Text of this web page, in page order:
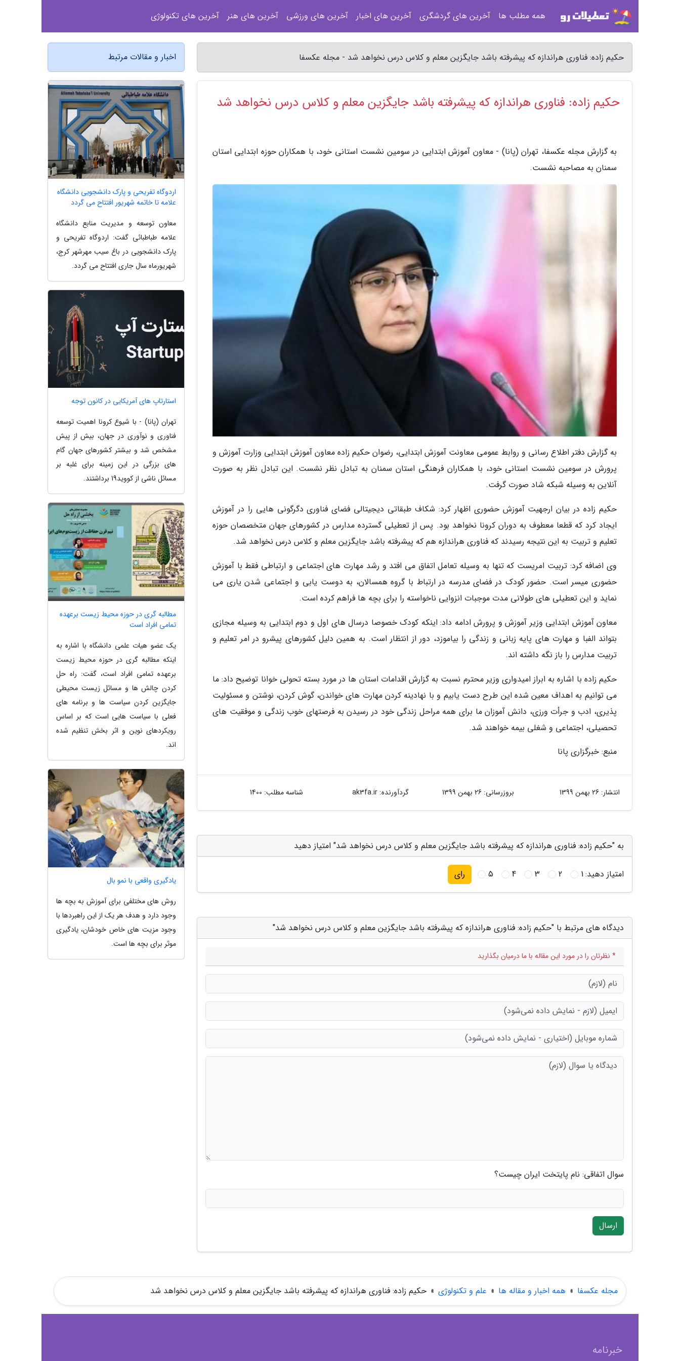
حکیم زاده: فناوری هراندازه که پیشرفته باشد جایگزین معلم و کلاس درس نخواهد شد - مجله عکسفا
حکیم زاده: فناوری هراندازه که پیشرفته باشد جایگزین معلم و کلاس درس نخواهد شد
به گزارش مجله عکسفا، تهران (پانا) - معاون آموزش ابتدایی در سومین نشست استانی خود، با همکاران حوزه ابتدایی استان
سمنان به مصاحبه نشست.
به گزارش دفتر اطلاع رسانی و روابط عمومی معاونت آموزش ابتدایی، رضوان حکیم زاده معاون آموزش ابتدایی وزارت آموزش و
پرورش در سومین نشست استانی خود، با همکاران فرهنگی استان سمنان به تبادل نظر نشست. این تبادل نظر به صورت
آنلاین به وسیله شبکه شاد صورت گرفت.
حکیم زاده در بیان ارجهیت آموزش حضوری اظهار کرد: شکاف طبقاتی دیجیتالی فضای فناوری دگرگونی هایی را در آموزش
ایجاد کرد که قطعا معطوف به دوران کرونا نخواهد بود. پس از تعطیلی گسترده مدارس در کشورهای جهان متخصصان حوزه
تعلیم و تربیت به این نتیجه رسیدند که فناوری هراندازه هم که پیشرفته باشد جایگزین معلم و کلاس درس نخواهد شد.
وی اضافه کرد: تربیت امریست که تنها به وسیله تعامل اتفاق می افتد و رشد مهارت های اجتماعی و ارتباطی فقط با آموزش
حضوری میسر است. حضور کودک در فضای مدرسه در ارتباط با گروه همسالان، به دوست یابی و اجتماعی شدن یاری می
نماید و این تعطیلی های طولانی مدت موجبات انزوایی ناخواسته را برای بچه ها فراهم کرده است.
معاون آموزش ابتدایی وزیر آموزش و پرورش ادامه داد: اینکه کودک خصوصا درسال های اول و دوم ابتدایی به وسیله مجازی
بتواند الفبا و مهارت های پایه زبانی و زندگی را بیاموزد، دور از انتظار است. به همین دلیل کشورهای پیشرو در امر تعلیم و
تربیت مدارس را باز نگه داشته اند.
حکیم زاده با اشاره به ابراز امیدواری وزیر محترم نسبت به گزارش اقدامات استان ها در مورد بسته تحولی خوانا توضیح داد: ما
می توانیم به اهداف معین شده این طرح دست یابیم و با نهادینه کردن مهارت های خواندن، گوش کردن، نوشتن و مسئولیت
پذیری، ادب و جرأت ورزی، دانش آموزان ما برای همه مراحل زندگی خود در رسیدن به فرصتهای خوب زندگی و موفقیت های
تحصیلی، اجتماعی و شغلی بیمه خواهند شد.
منبع: خبرگزاری پانا
انتشار: 26 بهمن 1399 بروزرسانی: 26 بهمن 1399 گردآورنده:ak3fa.ir شناسه مطلب: 1400
به "حکیم زاده: فناوری هراندازه که پیشرفته باشد جایگزین معلم و کلاس درس نخواهد شد" امتیاز دهید
امتیاز دهید:1
2
3
4
5 رای
دیدگاه های مرتبط با "حکیم زاده: فناوری هراندازه که پیشرفته باشد جایگزین معلم و کلاس درس نخواهد شد"
* نظرتان را در مورد این مقاله با ما درمیان بگذارید
سوال اتفاقی: نام پایتخت ایران چیست؟
ارسال
اخبار و مقالات مرتبط
اردوگاه تفریحی و پارک دانشجویی دانشگاه
علامه تا خاتمه شهریور افتتاح می گردد
معاون توسعه و مدیریت منابع دانشگاه
علامه طباطبائی گفت: اردوگاه تفریحی و
پارک دانشجویی در باغ سیب مهرشهر کرج،
شهریورماه سال جاری افتتاح می گردد.
استارتاپ های آمریکایی در کانون توجه
تهران (پانا) - با شیوع کرونا اهمیت توسعه
فناوری و نوآوری در جهان، بیش از پیش
مشخص شد و بیشتر کشورهای جهان گام
های بزرگی در این زمینه برای غلبه بر
مسائل ناشی از کووید19 برداشتند.
مطالبه گری در حوزه محیط زیست برعهده
تمامی افراد است
یک عضو هیات علمی دانشگاه با اشاره به
اینکه مطالبه گری در حوزه محیط زیست
برعهده تمامی افراد است، گفت: راه حل
کردن چالش ها و مسائل زیست محیطی
جایگزین کردن سیاست ها و برنامه های
فعلی با سیاست هایی است که بر اساس
رویکردهای نوین و اثر بخش تنظیم شده
اند.
یادگیری واقعی با نمو بال
روش های مختلفی برای آموزش به بچه ها
وجود دارد و هدف هر یک از این راهبردها با
وجود مزیت های خاص خودشان، یادگیری
موثر برای بچه ها است.
مجله عکسفا » همه اخبار و مقاله ها » علم و تکنولوژی » حکیم زاده: فناوری هراندازه که پیشرفته باشد جایگزین معلم و کلاس درس نخواهد شد
همه مطلب ها آخرین های گردشگری آخرین های اخبار آخرین های ورزشی آخرین های هنر آخرین های تکنولوژی
خبرنامه